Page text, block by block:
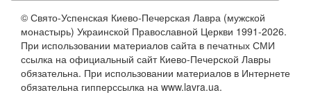
© Свято-Успенская Киево-Печерская Лавра (мужской
монастырь) Украинской Православной Церкви 1991-2026.
При использовании материалов сайта в печатных СМИ
ссылка на официальный сайт Киево-Печерской Лавры
обязательна. При использовании материалов в Интернете
обязательна гипперссылка на www.lavra.ua.